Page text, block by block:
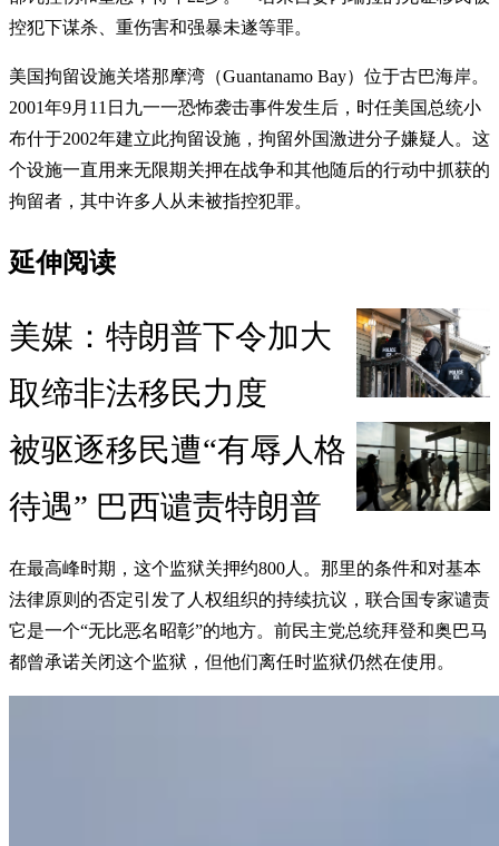
控犯下谋杀、重伤害和强暴未遂等罪。
美国拘留设施关塔那摩湾（Guantanamo Bay）位于古巴海岸。
2001年9月11日九一一恐怖袭击事件发生后，时任美国总统小
布什于2002年建立此拘留设施，拘留外国激进分子嫌疑人。这
个设施一直用来无限期关押在战争和其他随后的行动中抓获的
拘留者，其中许多人从未被指控犯罪。
延伸阅读
美媒：特朗普下令加大
取缔非法移民力度
被驱逐移民遭“有辱人格
待遇” 巴西谴责特朗普
在最高峰时期，这个监狱关押约800人。那里的条件和对基本
法律原则的否定引发了人权组织的持续抗议，联合国专家谴责
它是一个“无比恶名昭彰”的地方。前民主党总统拜登和奥巴马
都曾承诺关闭这个监狱，但他们离任时监狱仍然在使用。